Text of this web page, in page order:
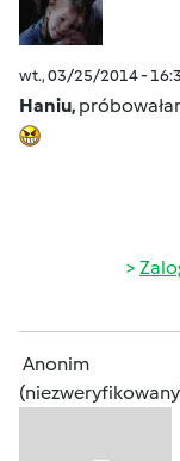
wt., 03/25/2014 -
Haniu,
Anonim